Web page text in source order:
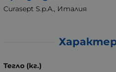
Curasept S.p.A., Италия
Тегло (кг.)